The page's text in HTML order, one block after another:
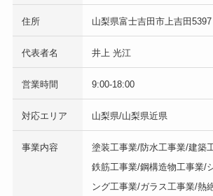
住所 山梨県富士吉田市上吉田5397
代表者名 井上 光江
営業時間 9:00-18:00
対応エリア 山梨県/山梨県近県
事業内容
塗装工事業/防水工事業/建築
鉄筋工事業/鋼構造物工事業/
ング工事業/ガラス工事業/熱